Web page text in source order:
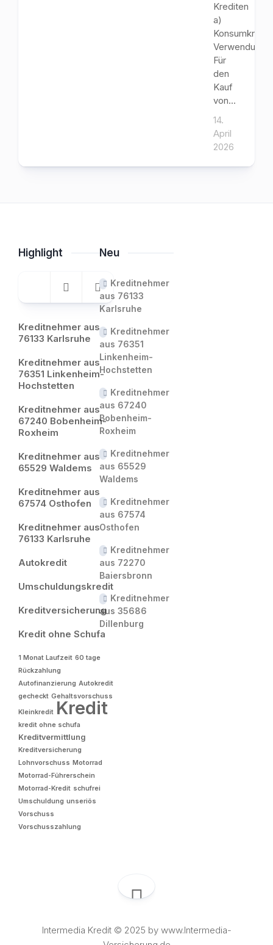
Krediten
a)
Für
den
Kauf
von...
14.
April
2026
Highlight
Kreditnehmer aus
76133 Karlsruhe
Kreditnehmer aus
76351 Linkenheim-
Hochstetten
Kreditnehmer aus
67240 Bobenheim-
Roxheim
Kreditnehmer aus
65529 Waldems
Kreditnehmer aus
67574 Osthofen
Kreditnehmer aus
76133 Karlsruhe
Autokredit
Umschuldungskredit
Kreditversicherung
Kredit ohne Schufa
1 Monat Laufzeit 60 tage
Rückzahlung
Autofinanzierung Autokredit
gecheckt Gehaltsvorschuss
Kleinkredit Kredit
kredit ohne schufa
Kreditvermittlung
Kreditversicherung
Lohnvorschuss Motorrad
Motorrad-Führerschein
Motorrad-Kredit schufrei
Umschuldung unseriös
Vorschuss
Vorschusszahlung
Neu
Kreditnehmer
aus 76133
Karlsruhe
Kreditnehmer
aus 76351
Linkenheim-
Hochstetten
Kreditnehmer
aus 67240
Bobenheim-
Roxheim
Kreditnehmer
aus 65529
Waldems
Kreditnehmer
aus 67574
Osthofen
Kreditnehmer
aus 72270
Baiersbronn
Kreditnehmer
aus 35686
Dillenburg
Intermedia Kredit © 2025 by www.Intermedia-